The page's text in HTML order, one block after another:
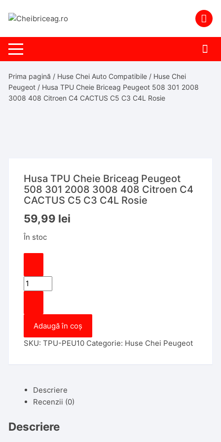
Prima pagină / Huse Chei Auto Compatibile / Huse Chei
Peugeot / Husa TPU Cheie Briceag Peugeot 508 301 2008
3008 408 Citroen C4 CACTUS C5 C3 C4L Rosie
Husa TPU Cheie Briceag Peugeot
508 301 2008 3008 408 Citroen C4
CACTUS C5 C3 C4L Rosie
59,99 lei
În stoc
Cantitate
Husa
Cheie
Briceag
Peugeot
3008
408
C4
Adaugă în coș
SKU:TPU-PEU10 Categorie: Huse Chei Peugeot
Descriere
Recenzii (0)
Descriere